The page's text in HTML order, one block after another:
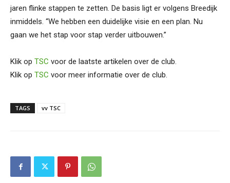
jaren flinke stappen te zetten. De basis ligt er volgens Breedijk
inmiddels. “We hebben een duidelijke visie en een plan. Nu
gaan we het stap voor stap verder uitbouwen.”
Klik op TSC voor de laatste artikelen over de club.
Klik op TSC voor meer informatie over de club.
TAGS vv TSC